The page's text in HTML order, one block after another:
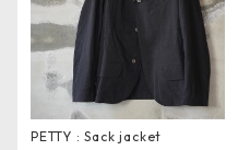
PETTY : Sack jacket